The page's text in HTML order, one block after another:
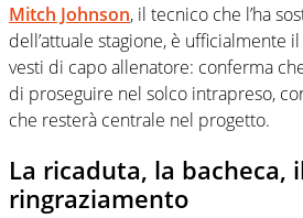
Mitch Johnson, il tecnico che l’ha
dell’attuale stagione, è ufficialmente
vesti di capo allenatore: conferma
di proseguire nel solco intrapreso,
che resterà centrale nel progetto.
La ricaduta, la bacheca,
ringraziamento